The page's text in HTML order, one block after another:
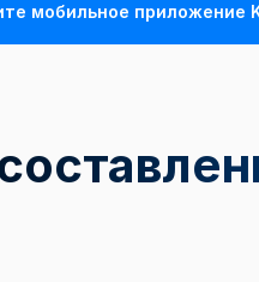
мобильное приложение